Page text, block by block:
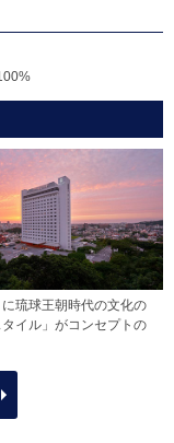
琉球王朝時代の文化の
イル」がコンセプトの